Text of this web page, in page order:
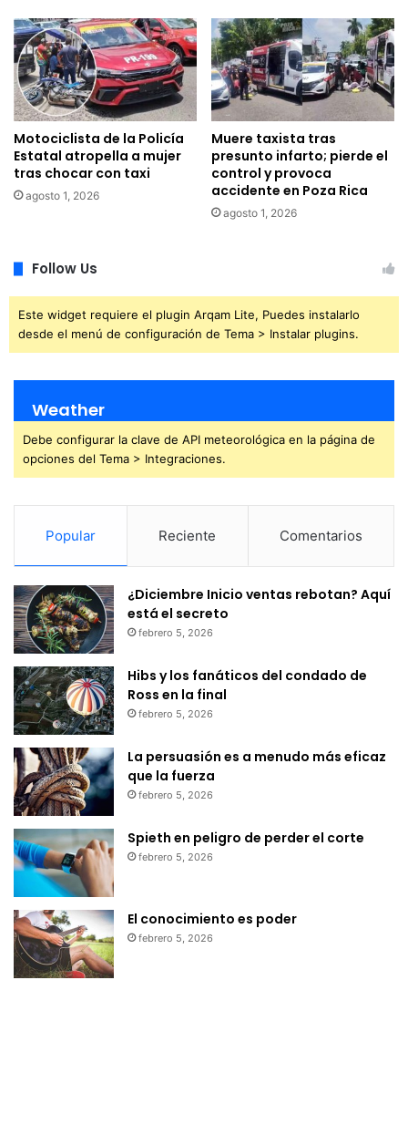
Motociclista de la Policía
Estatal atropella a mujer
tras chocar con taxi
agosto 1, 2026
Muere taxista tras
presunto infarto; pierde el
control y provoca
accidente en Poza Rica
agosto 1, 2026
Follow Us
Este widget requiere el plugin Arqam Lite, Puedes instalarlo
desde el menú de configuración de Tema > Instalar plugins.
Weather
Debe configurar la clave de API meteorológica en la página de
opciones del Tema > Integraciones.
Popular Reciente Comentarios
¿Diciembre Inicio ventas rebotan? Aquí
está el secreto
febrero 5, 2026
Hibs y los fanáticos del condado de
Ross en la final
febrero 5, 2026
La persuasión es a menudo más eficaz
que la fuerza
febrero 5, 2026
Spieth en peligro de perder el corte
febrero 5, 2026
El conocimiento es poder
febrero 5, 2026